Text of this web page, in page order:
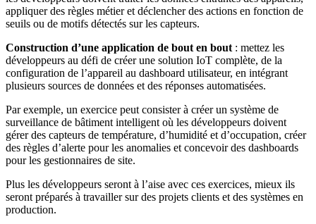
appliquer des règles métier et déclencher des actions en fonction de
seuils ou de motifs détectés sur les capteurs.
Construction d’une application de bout en bout : mettez les
développeurs au défi de créer une solution IoT complète, de la
configuration de l’appareil au dashboard utilisateur, en intégrant
plusieurs sources de données et des réponses automatisées.
Par exemple, un exercice peut consister à créer un système de
surveillance de bâtiment intelligent où les développeurs doivent
gérer des capteurs de température, d’humidité et d’occupation, créer
des règles d’alerte pour les anomalies et concevoir des dashboards
pour les gestionnaires de site.
Plus les développeurs seront à l’aise avec ces exercices, mieux ils
seront préparés à travailler sur des projets clients et des systèmes en
production.